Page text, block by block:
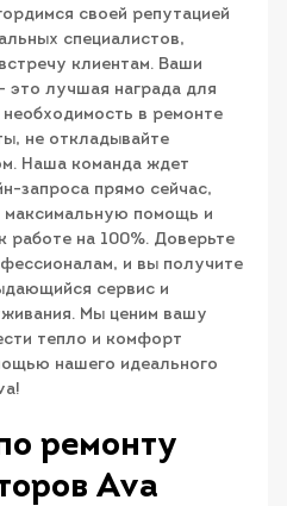
своей репутацией
специалистов,
клиентам. Ваши
это лучшая награда для
в ремонте
не откладывайте
Наша команда ждет
запроса прямо сейчас,
максимальную помощь и
работе на 100%. Доверьте
и вы получите
сервис и
Мы ценим вашу
тепло и комфорт
нашего идеального
ремонту
Ava